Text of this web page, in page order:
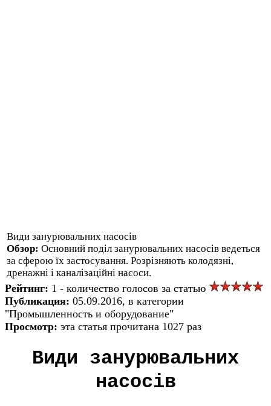
Види занурювальних насосів
Обзор: Основний поділ занурювальних насосів ведеться
за сферою їх застосування. Розрізняють колодязні,
дренажні і каналізаційні насоси.
Рейтинг: 1 - количество голосов за статью
Публикация: 05.09.2016, в категории
"Промышленность и оборудование"
Просмотр: эта статья прочитана 1027 раз
Види занурювальних
насосів